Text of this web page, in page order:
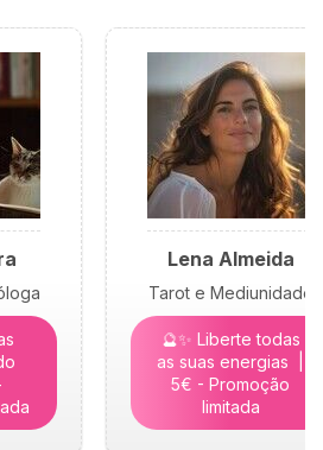
Lena Almeida
Tarot e Mediunidade
🔮✨ Liberte todas
as suas energias |
5€ - Promoção
limitada